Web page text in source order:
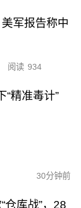
军报告称中
阅读 934
精准毒计”
30分钟前
仓库战”，28